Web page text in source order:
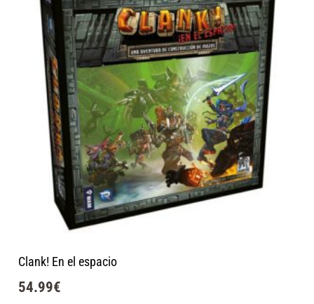
Clank! En el espacio
54.99€